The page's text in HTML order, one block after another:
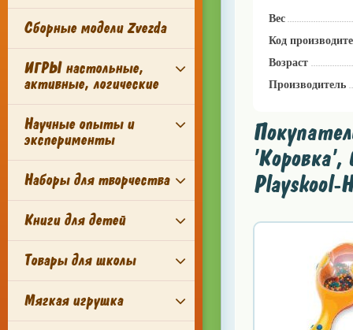
Сборные модели Zvezda
ИГРЫ настольные,
активные, логические
Научные опыты и
эксперименты
Наборы для творчества
Книги для детей
Товары для школы
Мягкая игрушка
Вес
Код
Возраст
Производитель
'Коровка',